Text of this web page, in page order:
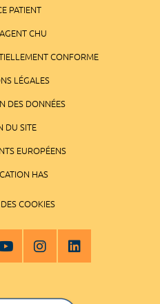
PATIENT
CHU
CONFORME
LÉGALES
DES DONNÉES
DU SITE
EUROPÉENS
HAS
COOKIES